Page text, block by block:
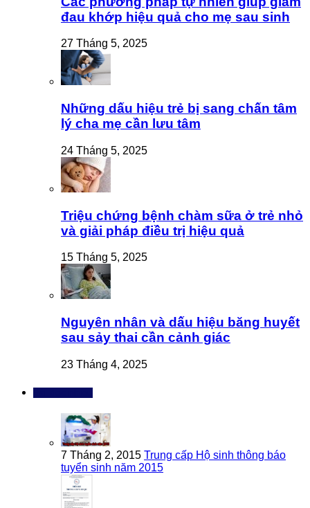
đau khớp hiệu quả cho mẹ sau sinh
27 Tháng 5, 2025
Những dấu hiệu trẻ bị sang chấn tâm
lý cha mẹ cần lưu tâm
24 Tháng 5, 2025
Triệu chứng bệnh chàm sữa ở trẻ nhỏ
và giải pháp điều trị hiệu quả
15 Tháng 5, 2025
Nguyên nhân và dấu hiệu băng huyết
sau sảy thai cần cảnh giác
23 Tháng 4, 2025
7 Tháng 2, 2015 Trung cấp Hộ sinh thông báo
tuyển sinh năm 2015